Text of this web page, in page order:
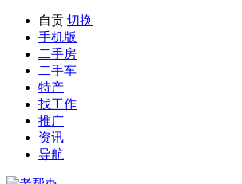
自贡 切换
手机版
二手房
二手车
特产
找工作
推广
资讯
导航